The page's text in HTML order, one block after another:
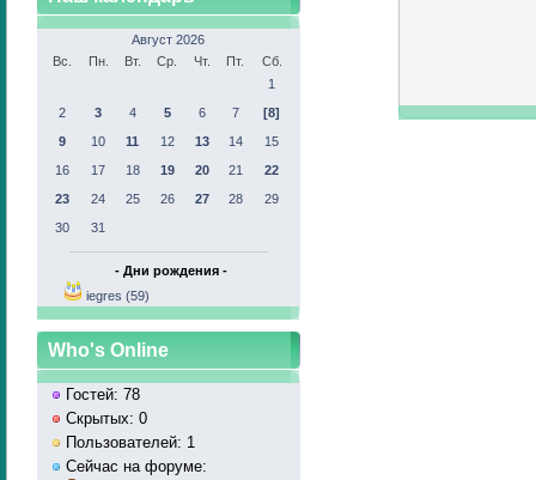
Август 2026
Вс.
Пн. Вт. Ср. Чт. Пт.
Сб.
1
2
3 4 5 6 7
[8]
9
10 11 12 13 14
15
16
17 18 19 20 21
22
23
24 25 26 27 28
29
30
31
- Дни рождения -
iegres (59)
Who's Online
Гостей: 78
Скрытых: 0
Пользователей: 1
Сейчас на форуме: